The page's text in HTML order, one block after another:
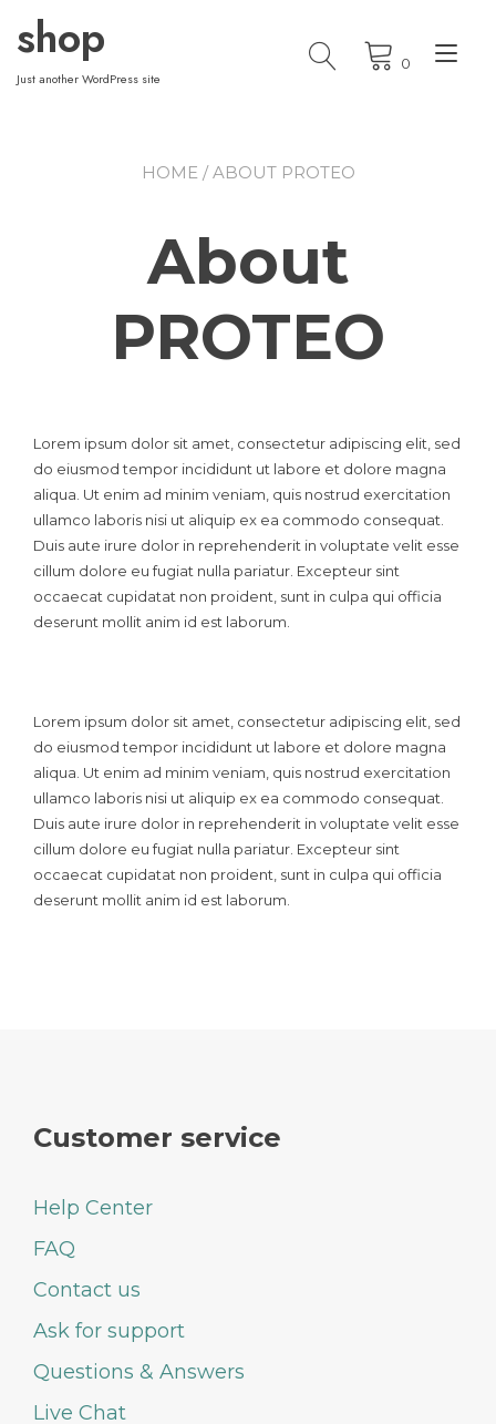
content
shop
Just another WordPress site
0
HOME/ ABOUT PROTEO
About
PROTEO
Lorem ipsum dolor sit amet, consectetur adipiscing elit, sed
do eiusmod tempor incididunt ut labore et dolore magna
aliqua. Ut enim ad minim veniam, quis nostrud exercitation
ullamco laboris nisi ut aliquip ex ea commodo consequat.
Duis aute irure dolor in reprehenderit in voluptate velit esse
cillum dolore eu fugiat nulla pariatur. Excepteur sint
occaecat cupidatat non proident, sunt in culpa qui officia
deserunt mollit anim id est laborum.
Lorem ipsum dolor sit amet, consectetur adipiscing elit, sed
do eiusmod tempor incididunt ut labore et dolore magna
aliqua. Ut enim ad minim veniam, quis nostrud exercitation
ullamco laboris nisi ut aliquip ex ea commodo consequat.
Duis aute irure dolor in reprehenderit in voluptate velit esse
cillum dolore eu fugiat nulla pariatur. Excepteur sint
occaecat cupidatat non proident, sunt in culpa qui officia
deserunt mollit anim id est laborum.
Customer service
Help Center
FAQ
Contact us
Ask for support
Questions & Answers
Live Chat